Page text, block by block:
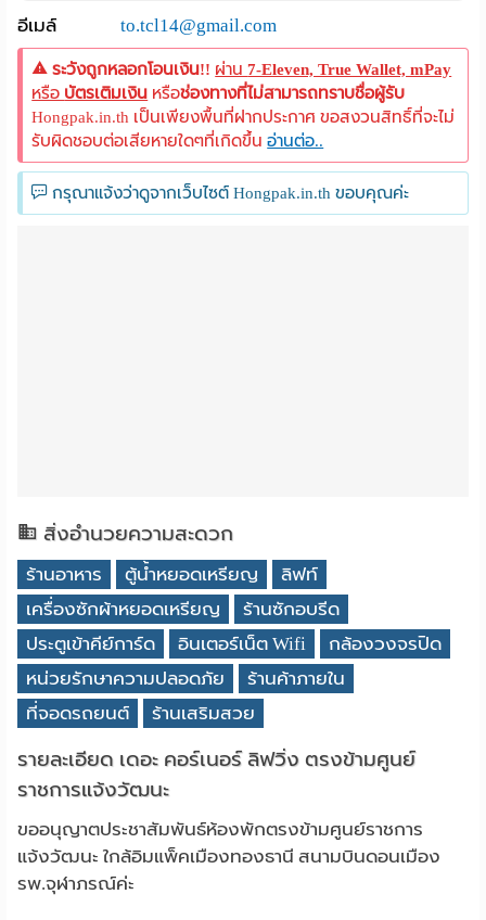
อีเมล์ to.tcl14@gmail.com
ระวังถูกหลอกโอนเงิน!! ผ่าน7-Eleven, True Wallet, mPay
หรือ บัตรเติมเงิน หรือช่องทางที่ไม่สามารถทราบชื่อผู้รับ
Hongpak.in.th เป็นเพียงพื้นที่ฝากประกาศ ขอสงวนสิทธิ์ที่จะไม่
รับผิดชอบต่อเสียหายใดๆที่เกิดขึ้นอ่านต่อ..
กรุณาแจ้งว่าดูจากเว็บไซต์ Hongpak.in.th ขอบคุณค่ะ
สิ่งอำนวยความสะดวก
ร้านอาหาร ตู้น้ำหยอดเหรียญ
ลิฟท์
เครื่องซักผ้าหยอดเหรียญ
ร้านซักอบรีด
ประตูเข้าคีย์การ์ด
อินเตอร์เน็ต Wifi
กล้องวงจรปิด
หน่วยรักษาความปลอดภัย
ร้านค้าภายใน
ที่จอดรถยนต์
ร้านเสริมสวย
รายละเอียด เดอะ คอร์เนอร์ ลิฟวิ่ง ตรงข้ามศูนย์
ราชการแจ้งวัฒนะ
ขออนุญาตประชาสัมพันธ์ห้องพักตรงข้ามศูนย์ราชการ
แจ้งวัฒนะ ใกล้อิมแพ็คเมืองทองธานี สนามบินดอนเมือง
รพ.จุฬาภรณ์ค่ะ